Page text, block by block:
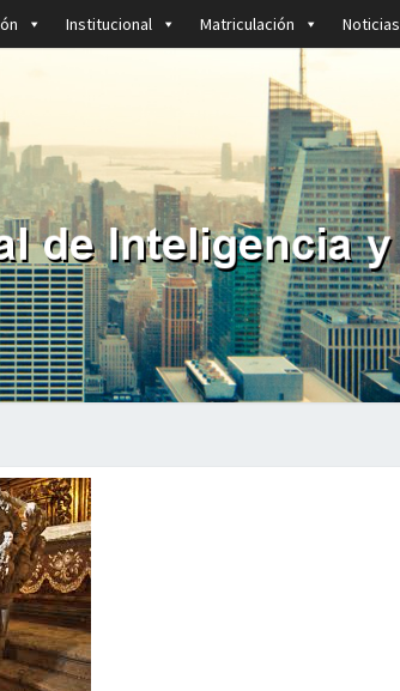
Institucional Matriculación Noticias